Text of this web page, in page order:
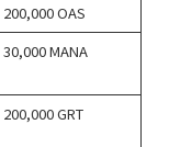
200,000 OAS
30,000 MANA
200,000 GRT